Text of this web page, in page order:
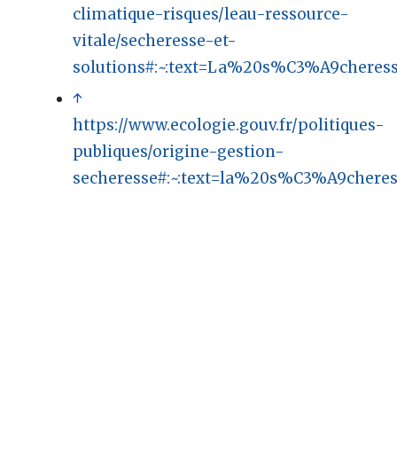
climatique-risques/leau-ressource-
vitale/secheresse-et-
↑
https://www.ecologie.gouv.fr/politiques-
publiques/origine-gestion-